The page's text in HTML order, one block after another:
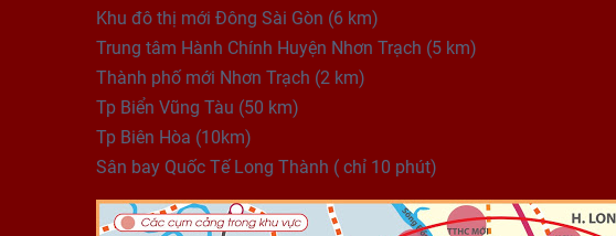
Khu đô thị mới Đông Sài Gòn (6 km)
Trung tâm Hành Chính Huyện Nhơn Trạch (5 km)
Thành phố mới Nhơn Trạch (2 km)
Tp Biển Vũng Tàu (50 km)
Tp Biên Hòa (10km)
Sân bay Quốc Tế Long Thành ( chỉ 10 phút)